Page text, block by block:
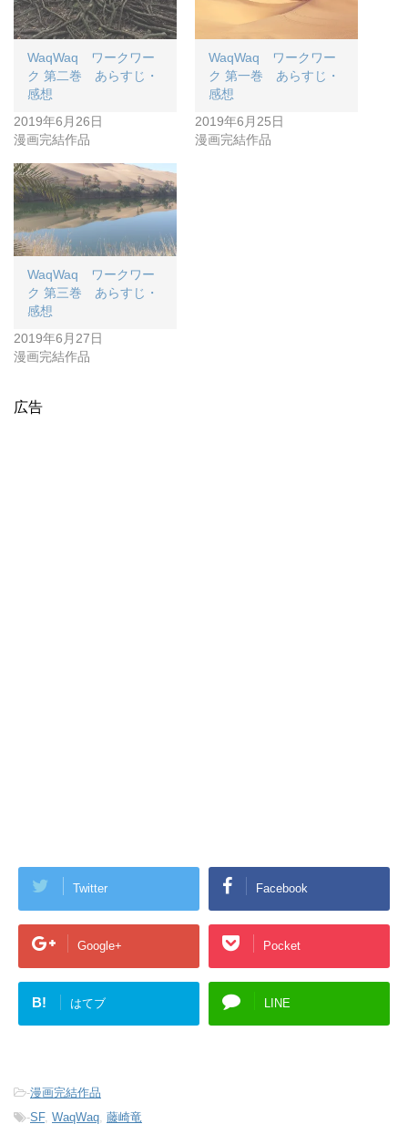
WaqWaq ワークワー
ク 第二巻 あらすじ・
感想
2019年6月26日
漫画完結作品
WaqWaq ワークワー
ク 第一巻 あらすじ・
感想
2019年6月25日
漫画完結作品
WaqWaq ワークワー
ク 第三巻 あらすじ・
感想
2019年6月27日
漫画完結作品
広告
Twitter Facebook
Google+ Pocket
B! はてブ LINE
-漫画完結作品
-SF, WaqWaq 藤崎竜